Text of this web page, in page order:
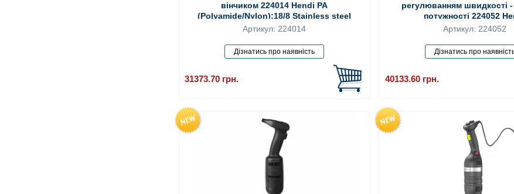
вінчиком 224014 Hendi PA
(Polyamide/Nylon);18/8 Stainless steel
Артикул: 224014
31373.70 грн.
регулюванням швидкості -
потужності 224052
Артикул: 224052
40133.60 грн.